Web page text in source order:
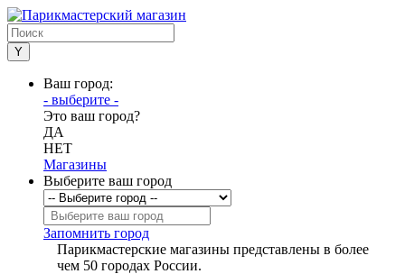
Ваш город:
- выберите -
Это ваш город?
ДА
НЕТ
Магазины
Выберите ваш город
Запомнить город
Парикмастерские магазины представлены в более
чем 50 городах России.